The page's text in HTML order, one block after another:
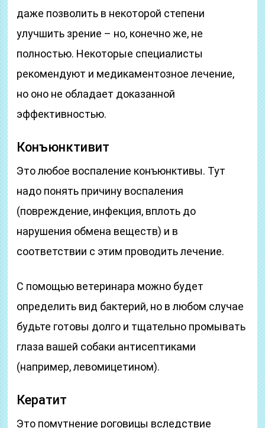
даже позволить в некоторой степени
улучшить зрение – но, конечно же, не
полностью. Некоторые специалисты
рекомендуют и медикаментозное лечение,
но оно не обладает доказанной
эффективностью.
Конъюнктивит
Это любое воспаление конъюнктивы. Тут
надо понять причину воспаления
(повреждение, инфекция, вплоть до
нарушения обмена веществ) и в
соответствии с этим проводить лечение.
С помощью ветеринара можно будет
определить вид бактерий, но в любом случае
будьте готовы долго и тщательно промывать
глаза вашей собаки антисептиками
(например, левомицетином).
Кератит
Это помутнение роговицы вследствие